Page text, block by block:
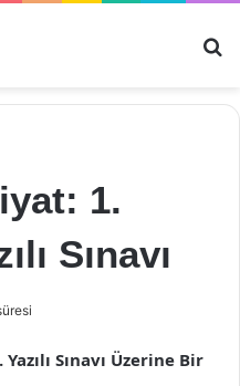
1.
Sınavı
Sınavı Üzerine Bir